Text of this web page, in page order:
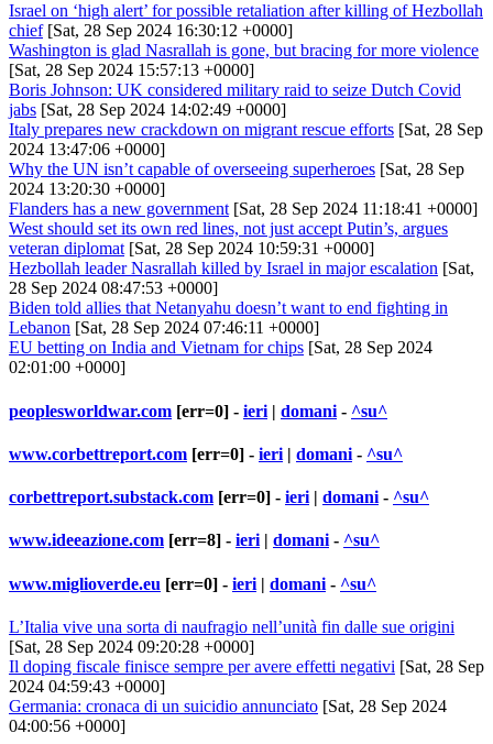
Israel on ‘high alert’ for possible retaliation after killing of Hezbollah
chief[Sat, 28 Sep 2024 16:30:12 +0000]
Washington is glad Nasrallah is gone, but bracing for more violence
[Sat, 28 Sep 2024 15:57:13 +0000]
Boris Johnson: UK considered military raid to seize Dutch Covid
jabs [Sat, 28 Sep 2024 14:02:49 +0000]
Italy prepares new crackdown on migrant rescue efforts [Sat, 28 Sep
2024 13:47:06 +0000]
Why the UN isn’t capable of overseeing superheroes [Sat, 28 Sep
2024 13:20:30 +0000]
Flanders has a new government[Sat, 28 Sep 2024 11:18:41 +0000]
West should set its own red lines, not just accept Putin’s, argues
veteran diplomat[Sat, 28 Sep 2024 10:59:31 +0000]
Hezbollah leader Nasrallah killed by Israel in major escalation [Sat,
28 Sep 2024 08:47:53 +0000]
Biden told allies that Netanyahu doesn’t want to end fighting in
Lebanon [Sat, 28 Sep 2024 07:46:11 +0000]
EU betting on India and Vietnam for chips [Sat, 28 Sep 2024
02:01:00 +0000]
peoplesworldwar.com [err=0] - ieri | domani - ^su^
www.corbettreport.com [err=0] - ieri | domani - ^su^
corbettreport.substack.com [err=0] - ieri | domani - ^su^
www.ideeazione.com [err=8] - ieri| domani- ^su^
www.miglioverde.eu [err=0] - ieri | domani - ^su^
L’Italia vive una sorta di naufragio nell’unità fin dalle sue origini
[Sat, 28 Sep 2024 09:20:28 +0000]
Il doping fiscale finisce sempre per avere effetti negativi [Sat, 28 Sep
2024 04:59:43 +0000]
Germania: cronaca di un suicidio annunciato [Sat, 28 Sep 2024
04:00:56 +0000]